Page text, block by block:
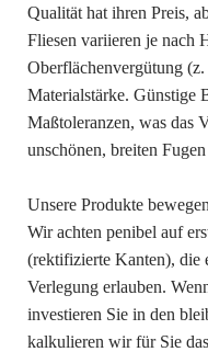
Qualität hat ihren Preis,
Fliesen variieren je nach
Oberflächenvergütung
Materialstärke. Günstige
Maßtoleranzen, was das
unschönen, breiten
Unsere Produkte
Wir achten penibel auf
(rektifizierte Kanten), die
Verlegung erlauben.
investieren Sie in den
kalkulieren wir für Sie